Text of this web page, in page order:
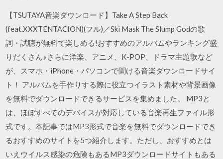
【TSUTAYA音楽ダウンロード】Take A Step Back
(feat.XXXTENTACION)(フル)／Ski Mask The Slump Godの歌
詞・試聴が無料で楽しめる!おすすめのアルバムやランキング盛
りだくさん♪さらに洋楽、アニメ、K-POP、ドラマ主題歌など
が、スマホ・iPhone・パソコンで聞ける音楽ダウンロードサイ
ト！ アルバムを手作りする際に役立つイラスト素材や背景画像
を無料でダウンロードできるサービスを集めました。 MP3と
は、ほぼすべてのデバイスが対応している音楽再生ファイル形
式です。本記事ではMP3形式で音楽を無料でダウンロードでき
るおすすめのサイトを5つ紹介します。ただし、おすすめとは
いえウイルス感染の危険もあるMP3ダウンロードサイトもある